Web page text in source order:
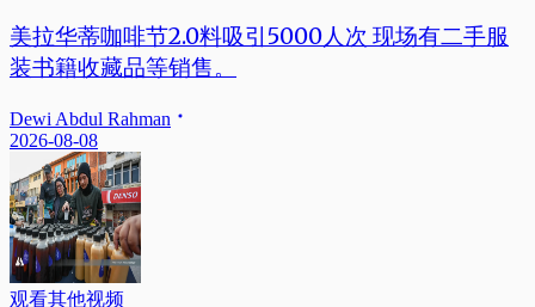
美拉华蒂咖啡节2.0料吸引5000人次 现场有二手服
装书籍收藏品等销售。
Dewi Abdul Rahman
2026-08-08
观看其他视频